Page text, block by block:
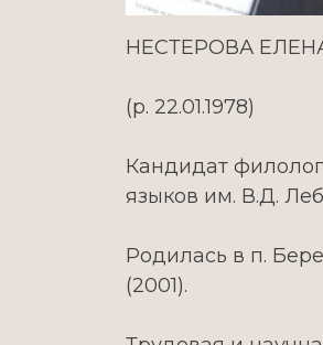
НЕСТЕРОВА
(р. 22.01.1978)
Кандидат
языков им. В.Д.
Родилась в п.
(2001).